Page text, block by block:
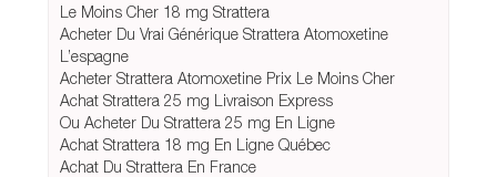
Le Moins Cher 18 mg Strattera
Acheter Du Vrai Générique Strattera Atomoxetine
L’espagne
Acheter Strattera Atomoxetine Prix Le Moins Cher
Achat Strattera 25 mg Livraison Express
Ou Acheter Du Strattera 25 mg En Ligne
Achat Strattera 18 mg En Ligne Québec
Achat Du Strattera En France